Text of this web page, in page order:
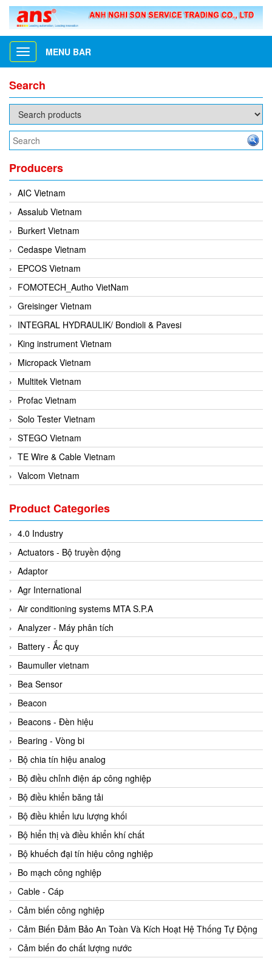
Toggle
navigation
MENU BAR
Search
Producers
AIC Vietnam
Assalub Vietnam
Burkert Vietnam
Cedaspe Vietnam
EPCOS Vietnam
FOMOTECH_Autho VietNam
Greisinger Vietnam
INTEGRAL HYDRAULIK/ Bondioli & Pavesi
King instrument Vietnam
Micropack Vietnam
Multitek Vietnam
Profac Vietnam
Solo Tester Vietnam
STEGO Vietnam
TE Wire & Cable Vietnam
Valcom Vietnam
3CTEST Vietnam
4B VietNam Vietnam
ABB Vietnam
AC Infinity Vietnam
AC&E Telecommunications
AC&T Vietnam
Accepta Vietnam
ACCUMAC Vietnam
AccuWeb Vietnam
Acey
ACOEM Vietnam
ADCA Vietnam
ADFweb Vietnam
Adler Vietnam
Ados Vietnam
Advanced Energy Vietnam
Advantech Vietnam
Agate Vietnam
AGR International Vietnam
Aichi Tokei Denki Vietnam
Aii Vietnam
AIKOH
AINUO Vietnam
AIR MAJOR
Product Categories
4.0 Industry
Actuators - Bộ truyền động
Adaptor
Agr International
Air conditioning systems MTA S.P.A
Analyzer - Máy phân tích
Battery - Ắc quy
Baumuller vietnam
Bea Sensor
Beacon
Beacons - Đèn hiệu
Bearing - Vòng bi
Bộ chia tín hiệu analog
Bộ điều chỉnh điện áp công nghiệp
Bộ điều khiển băng tải
Bộ điều khiển lưu lượng khối
Bộ hiển thị và điều khiển khí chất
Bộ khuếch đại tín hiệu công nghiệp
Bo mạch công nghiệp
Cable - Cáp
Cảm biến công nghiệp
Cảm Biến Đảm Bảo An Toàn Và Kích Hoạt Hệ Thống Tự Động
Cảm biến đo chất lượng nước